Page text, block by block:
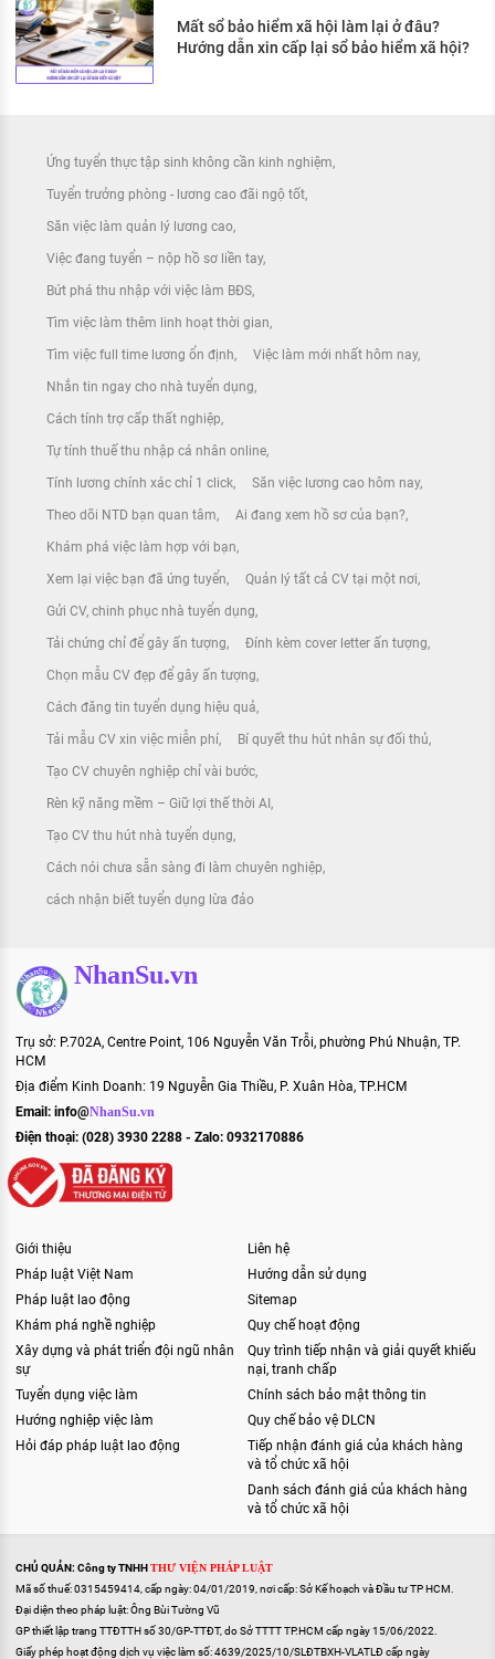
Mất sổ bảo hiểm xã hội làm lại ở đâu?
Hướng dẫn xin cấp lại sổ bảo hiểm xã hội?
Ứng tuyển thực tập sinh không cần kinh nghiệm
Tuyển trưởng phòng - lương cao đãi ngộ tốt
Săn việc làm quản lý lương cao
Việc đang tuyển – nộp hồ sơ liền tay
Bứt phá thu nhập với việc làm BĐS
Tìm việc làm thêm linh hoạt thời gian
Tìm việc full time lương ổn định Việc làm mới nhất hôm nay
Nhắn tin ngay cho nhà tuyển dụng
Cách tính trợ cấp thất nghiệp
Tự tính thuế thu nhập cá nhân online
Tính lương chính xác chỉ 1 click Săn việc lương cao hôm nay
Theo dõi NTD bạn quan tâm Ai đang xem hồ sơ của bạn?
Khám phá việc làm hợp với bạn
Xem lại việc bạn đã ứng tuyển Quản lý tất cả CV tại một nơi
Gửi CV, chinh phục nhà tuyển dụng
Tải chứng chỉ để gây ấn tượng Đính kèm cover letter ấn tượng
Chọn mẫu CV đẹp để gây ấn tượng
Cách đăng tin tuyển dụng hiệu quả
Tải mẫu CV xin việc miễn phí Bí quyết thu hút nhân sự đối thủ
Tạo CV chuyên nghiệp chỉ vài bước
Rèn kỹ năng mềm – Giữ lợi thế thời AI
Tạo CV thu hút nhà tuyển dụng
Cách nói chưa sẵn sàng đi làm chuyên nghiệp
cách nhận biết tuyển dụng lừa đảo
NhanSu.vn
Trụ sở: P.702A, Centre Point, 106 Nguyễn Văn Trỗi, phường Phú Nhuận, TP.
HCM
Địa điểm Kinh Doanh: 19 Nguyễn Gia Thiều, P. Xuân Hòa, TP.HCM
Email: info@NhanSu.vn
Điện thoại: (028) 3930 2288 - Zalo: 0932170886
Giới thiệu
Pháp luật Việt Nam
Pháp luật lao động
Khám phá nghề nghiệp
Xây dựng và phát triển đội ngũ nhân
sự
Tuyển dụng việc làm
Hướng nghiệp việc làm
Hỏi đáp pháp luật lao động
Liên hệ
Hướng dẫn sử dụng
Sitemap
Quy chế hoạt động
Quy trình tiếp nhận và giải quyết khiếu
nại, tranh chấp
Chính sách bảo mật thông tin
Quy chế bảo vệ DLCN
Tiếp nhận đánh giá của khách hàng
và tổ chức xã hội
Danh sách đánh giá của khách hàng
và tổ chức xã hội
CHỦ QUẢN: Công ty TNHHTHƯ VIỆN PHÁP LUẬT
Mã số thuế: 0315459414, cấp ngày: 04/01/2019, nơi cấp: Sở Kế hoạch và Đầu tư TP HCM.
Đại diện theo pháp luật: Ông Bùi Tường Vũ
GP thiết lập trang TTĐTTH số 30/GP-TTĐT, do Sở TTTT TP.HCM cấp ngày 15/06/2022.
Giấy phép hoạt động dịch vụ việc làm số: 4639/2025/10/SLĐTBXH-VLATLĐ cấp ngày